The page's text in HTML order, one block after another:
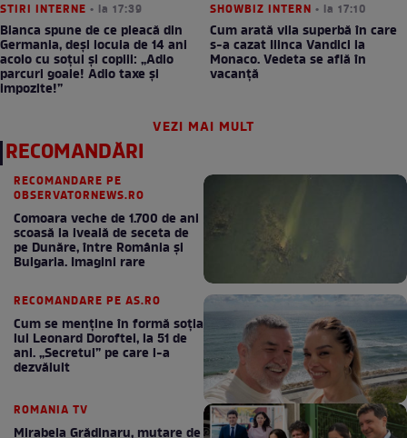
STIRI INTERNE • la 17:39
Bianca spune de ce pleacă din
Germania, deși locuia de 14 ani
acolo cu soțul și copiii: „Adio
parcuri goale! Adio taxe și
impozite!”
SHOWBIZ INTERN • la 17:10
Cum arată vila superbă în care
s-a cazat Ilinca Vandici la
Monaco. Vedeta se află în
vacanță
VEZI MAI MULT
RECOMANDĂRI
RECOMANDARE PE
OBSERVATORNEWS.RO
Comoara veche de 1.700 de ani
scoasă la iveală de seceta de
pe Dunăre, între România şi
Bulgaria. Imagini rare
RECOMANDARE PE AS.RO
Cum se menţine în formă soţia
lui Leonard Doroftei, la 51 de
ani. „Secretul” pe care l-a
dezvăluit
ROMANIA TV